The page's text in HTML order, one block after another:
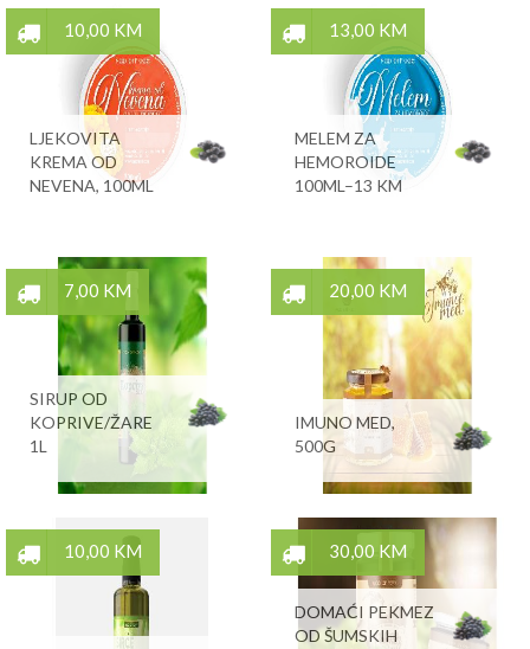
10,00 KM
LJEKOVITA
KREMA OD
NEVENA, 100ML
13,00 KM
MELEM ZA
HEMOROIDE
100ML–13 KM
7,00 KM
SIRUP OD
KOPRIVE/ŽARE
1L
20,00 KM
IMUNO MED,
500G
10,00 KM 30,00 KM
DOMAĆI PEKMEZ
OD ŠUMSKIH